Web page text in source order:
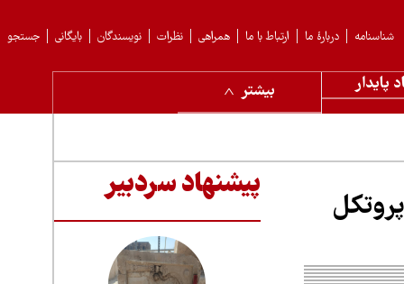
جستجو بایگانی نویسندگان نظرات همراهی ارتباط با ما دربارهٔ ما شناسنامه
پایدار بیشتر
پیشنهاد سردبیر